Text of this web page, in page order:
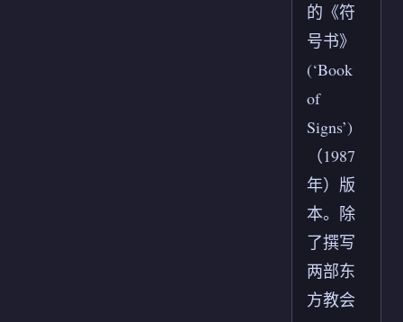
的《符
号书》
(‘Book
of
Signs’)
（1987
年）版
本。除
了撰写
两部东
方教会